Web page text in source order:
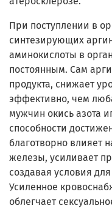
При поступлении в
синтезирующих
аминокислоты в
постоянным. Сам
продукта, снижает
эффективно, чем
мужчин окись азота
способности
благотворно влияет
железы, усиливает
создавая условия
Усиленное
облегчает